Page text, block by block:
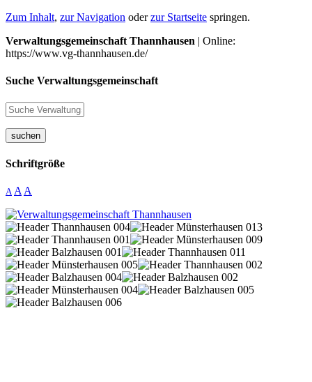
Zum Inhalt, zur Navigation oderzur Startseite springen.
Verwaltungsgemeinschaft Thannhausen | Online:
https://www.vg-thannhausen.de/
Suche Verwaltungsgemeinschaft
suchen
Schriftgröße
A A A